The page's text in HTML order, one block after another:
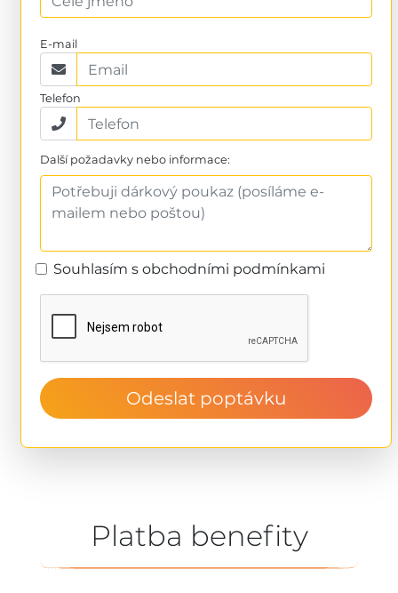
E-mail
Telefon
Další požadavky nebo informace:
Souhlasím s obchodními podmínkami
Odeslat poptávku
Platba benefity